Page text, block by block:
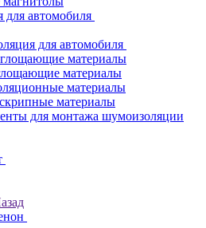
автомобиля
для автомобиля
материалы
материалы
материалы
материалы
для монтажа шумоизоляции